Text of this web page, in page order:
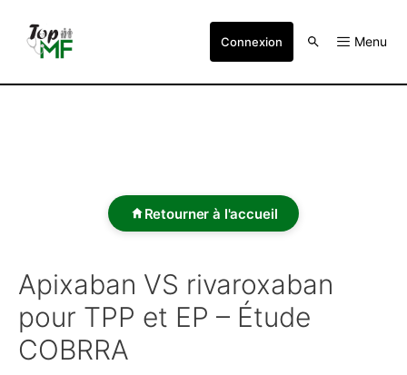
Connexion Menu
Retourner à l'accueil
Apixaban VS rivaroxaban
pour TPP et EP – Étude
COBRRA